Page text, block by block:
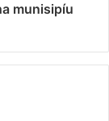
munisipíu